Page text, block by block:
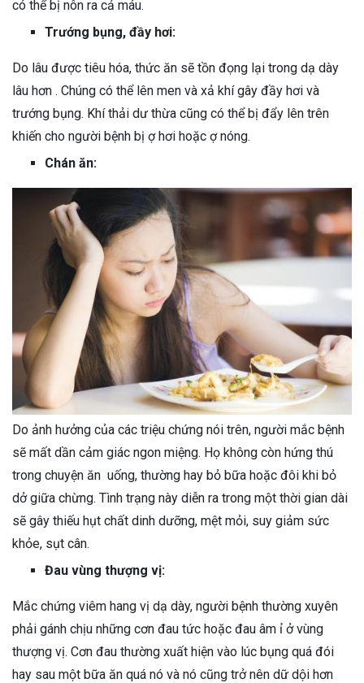
có thể bị nôn ra cả máu.
Trướng bụng, đầy hơi:
Do lâu được tiêu hóa, thức ăn sẽ tồn đọng lại trong dạ dày
lâu hơn . Chúng có thể lên men và xả khí gây đầy hơi và
trướng bụng. Khí thải dư thừa cũng có thể bị đẩy lên trên
khiến cho người bệnh bị ợ hơi hoặc ợ nóng.
Chán ăn:
Do ảnh hưởng của các triệu chứng nói trên, người mắc bệnh
sẽ mất dần cảm giác ngon miệng. Họ không còn hứng thú
trong chuyện ăn uống, thường hay bỏ bữa hoặc đôi khi bỏ
dở giữa chừng. Tình trạng này diễn ra trong một thời gian dài
sẽ gây thiếu hụt chất dinh dưỡng, mệt mỏi, suy giảm sức
khỏe, sụt cân.
Đau vùng thượng vị:
Mắc chứng viêm hang vị dạ dày, người bệnh thường xuyên
phải gánh chịu những cơn đau tức hoặc đau âm ỉ ở vùng
thượng vị. Cơn đau thường xuất hiện vào lúc bụng quá đói
hay sau một bữa ăn quá nó và nó cũng trở nên dữ dội hơn